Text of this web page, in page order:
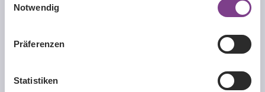
Notwendig
Präferenzen
Statistiken